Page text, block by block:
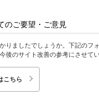
のご要望・ご意見
りましたでしょうか。下記のフ
後のサイト改善の参考にさせて
こちら